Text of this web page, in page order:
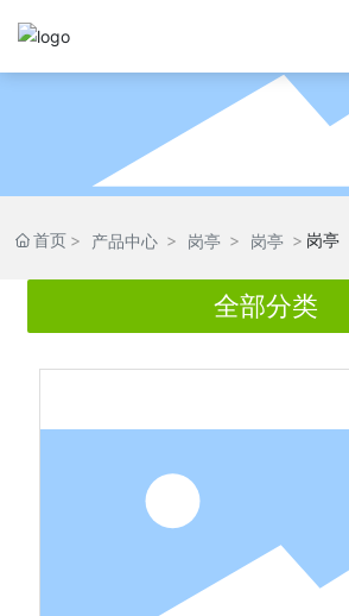
产品中心
首页 产品中心 岗亭 岗亭 岗亭
全部分类